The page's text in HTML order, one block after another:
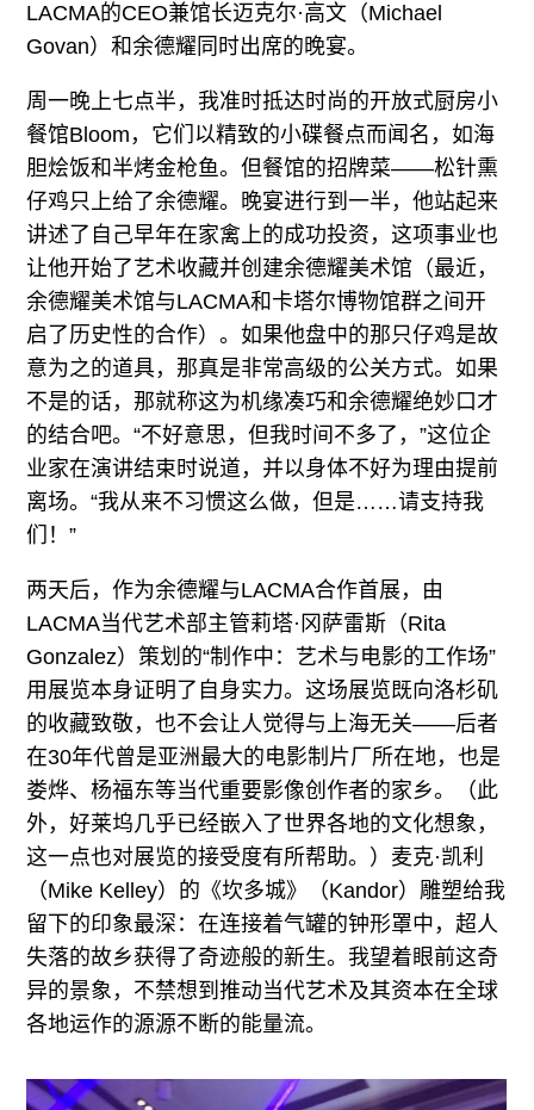
LACMA的CEO兼馆长迈克尔·高文（Michael
Govan）和余德耀同时出席的晚宴。
周一晚上七点半，我准时抵达时尚的开放式厨房小
餐馆Bloom，它们以精致的小碟餐点而闻名，如海
胆烩饭和半烤金枪鱼。但餐馆的招牌菜——松针熏
仔鸡只上给了余德耀。晚宴进行到一半，他站起来
讲述了自己早年在家禽上的成功投资，这项事业也
让他开始了艺术收藏并创建余德耀美术馆（最近，
余德耀美术馆与LACMA和卡塔尔博物馆群之间开
启了历史性的合作）。如果他盘中的那只仔鸡是故
意为之的道具，那真是非常高级的公关方式。如果
不是的话，那就称这为机缘凑巧和余德耀绝妙口才
的结合吧。“不好意思，但我时间不多了，”这位企
业家在演讲结束时说道，并以身体不好为理由提前
离场。“我从来不习惯这么做，但是……请支持我
们！”
两天后，作为余德耀与LACMA合作首展，由
LACMA当代艺术部主管莉塔·冈萨雷斯（Rita
Gonzalez）策划的“制作中：艺术与电影的工作场”
用展览本身证明了自身实力。这场展览既向洛杉矶
的收藏致敬，也不会让人觉得与上海无关——后者
在30年代曾是亚洲最大的电影制片厂所在地，也是
娄烨、杨福东等当代重要影像创作者的家乡。（此
外，好莱坞几乎已经嵌入了世界各地的文化想象，
这一点也对展览的接受度有所帮助。）麦克·凯利
（Mike Kelley）的《坎多城》（Kandor）雕塑给我
留下的印象最深：在连接着气罐的钟形罩中，超人
失落的故乡获得了奇迹般的新生。我望着眼前这奇
异的景象，不禁想到推动当代艺术及其资本在全球
各地运作的源源不断的能量流。